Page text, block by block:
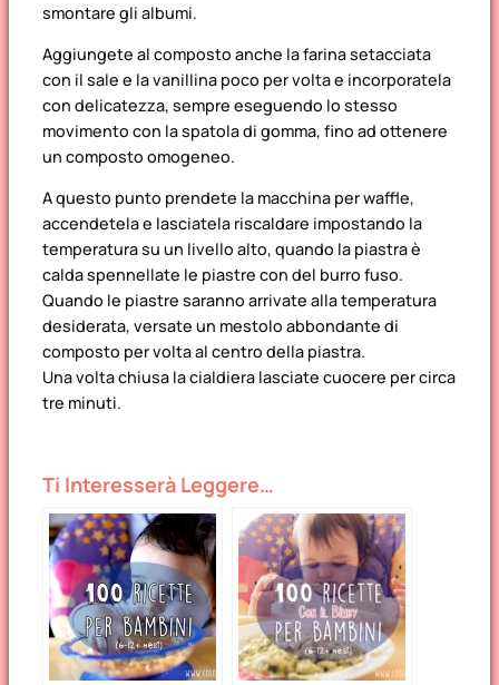
smontare gli albumi.
Aggiungete al composto anche la farina setacciata
con il sale e la vanillina poco per volta e incorporatela
con delicatezza, sempre eseguendo lo stesso
movimento con la spatola di gomma, fino ad ottenere
un composto omogeneo.
A questo punto prendete la macchina perwaffle,
accendetela e lasciatela riscaldare impostando la
temperatura su un livello alto, quando la piastra è
calda spennellate le piastre con del burro fuso.
Quando le piastre saranno arrivate alla temperatura
desiderata, versate un mestolo abbondante di
composto per volta al centro della piastra.
Una volta chiusa la cialdiera lasciate cuocere per circa
tre minuti.
Ti Interesserà Leggere…